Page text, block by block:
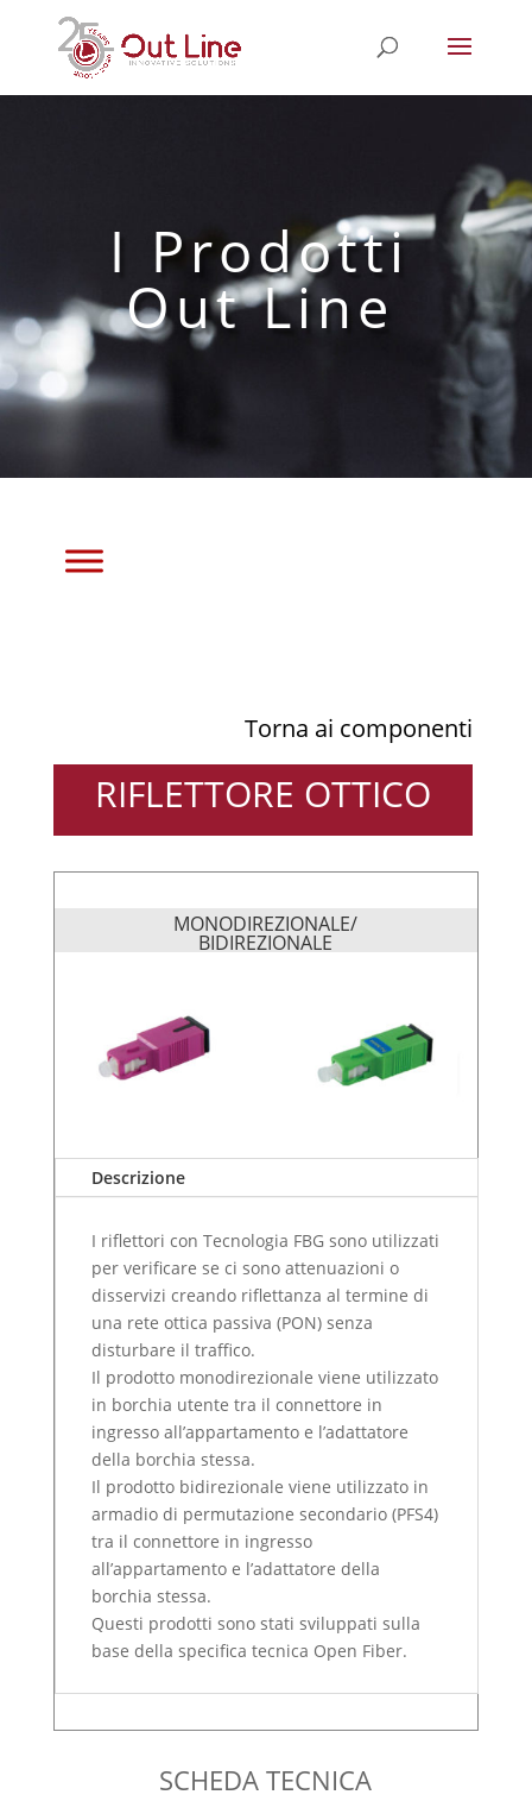
I Prodotti
Out Line
Torna ai componenti
RIFLETTORE OTTICO
MONODIREZIONALE/
BIDIREZIONALE
Descrizione
I riflettori con Tecnologia FBG sono utilizzati
per verificare se ci sono attenuazioni o
disservizi creando riflettanza al termine di
una rete ottica passiva (PON) senza
disturbare il traffico.
Il prodotto monodirezionale viene utilizzato
in borchia utente tra il connettore in
ingresso all’appartamento e l’adattatore
della borchia stessa.
Il prodotto bidirezionale viene utilizzato in
armadio di permutazione secondario (PFS4)
tra il connettore in ingresso
all’appartamento e l’adattatore della
borchia stessa.
Questi prodotti sono stati sviluppati sulla
base della specifica tecnica Open Fiber.
SCHEDA TECNICA